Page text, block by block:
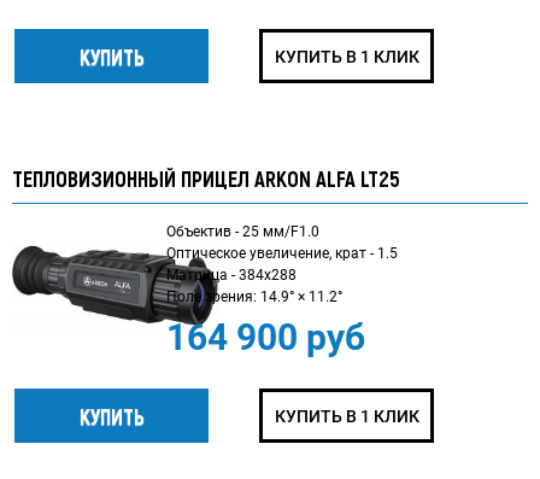
КУПИТЬ В 1 КЛИК
ТЕПЛОВИЗИОННЫЙ ПРИЦЕЛ ARKON ALFA LT25
Объектив - 25 мм/F1.0
Оптическое увеличение, крат - 1.5
Матрица - 384x288
Поле зрения: 14.9° × 11.2°
164 900 руб
КУПИТЬ В 1 КЛИК